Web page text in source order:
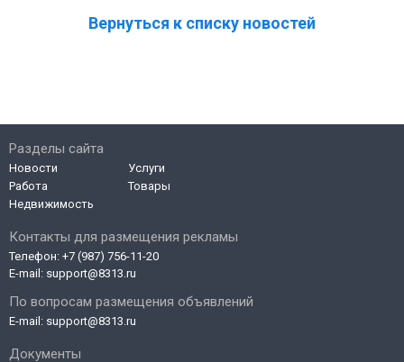
Вернуться к списку новостей
Контакты для размещения рекламы
Телефон: +7 (987) 756-11-20
E-mail: support@8313.ru
По вопросам размещения объявлений
E-mail: support@8313.ru
Документы
Разделы сайта
Новости
Работа
Недвижимость
Услуги
Товары